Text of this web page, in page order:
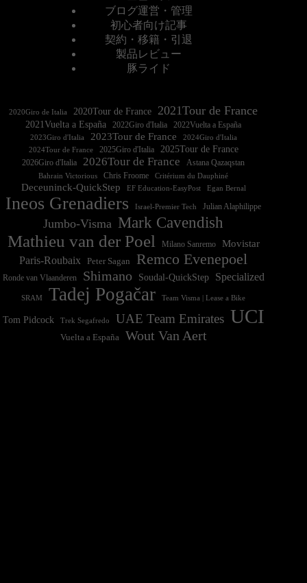
ブログ運営・管理
初心者向け記事
契約・移籍・引退
製品レビュー
豚ライド
2020Giro de Italia 2020Tour de France 2021Tour de France
2021Vuelta a España 2022Vuelta a España
2023Giro d'Italia 2023Tour de France
2024Tour de France
2025Giro d'Italia 2025Tour de France
2026Giro d'Italia 2026Tour de France Astana Qazaqstan
Bahrain Victorious Chris Froome Critérium du Dauphiné
Deceuninck-QuickStep EF Education-EasyPost Egan Bernal
Ineos Grenadiers Israel-Premier Tech Julian Alaphilippe
Jumbo-Visma Mark Cavendish
Mathieu van der Poel Milano Sanremo
Movistar
Paris-Roubaix
Peter Sagan Remco Evenepoel
Ronde van Vlaanderen Shimano Soudal-QuickStep Specialized
SRAM Tadej Pogačar Team Visma | Lease a Bike
Tom Pidcock Trek Segafredo UAE Team Emirates UCI
Vuelta a España Wout Van Aert